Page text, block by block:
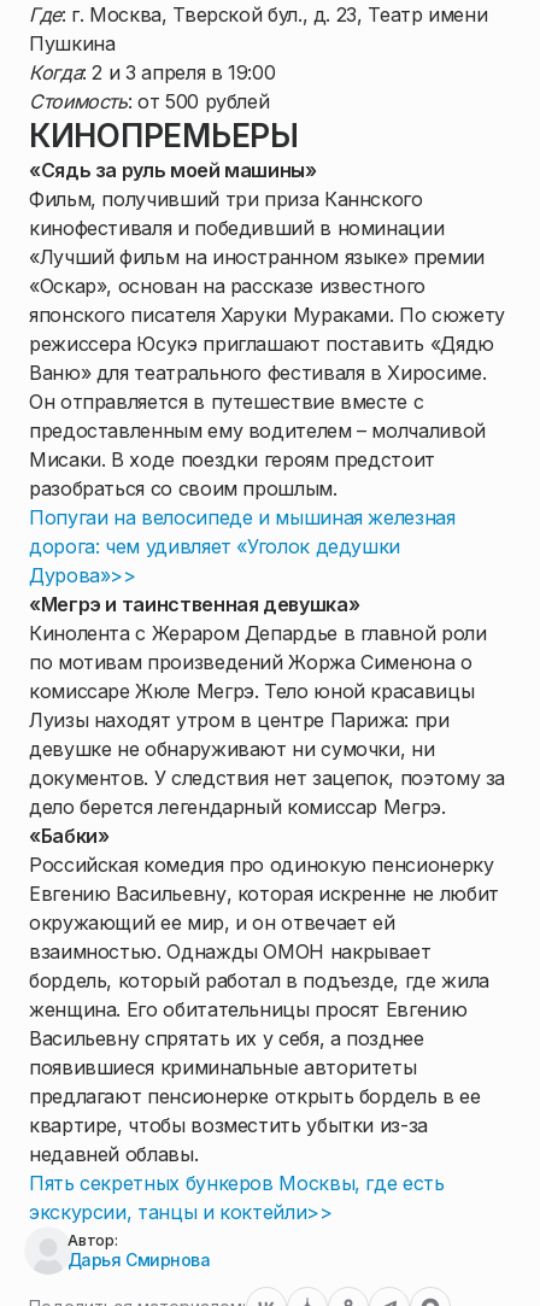
Где: г. Москва, Тверской бул., д. 23, Театр имени
Пушкина
Когда: 2 и 3 апреля в 19:00
Стоимость: от 500 рублей
КИНОПРЕМЬЕРЫ
«Сядь за руль моей машины»
Фильм, получивший три приза Каннского
кинофестиваля и победивший в номинации
«Лучший фильм на иностранном языке» премии
«Оскар», основан на рассказе известного
японского писателя Харуки Мураками. По сюжету
режиссера Юсукэ приглашают поставить «Дядю
Ваню» для театрального фестиваля в Хиросиме.
Он отправляется в путешествие вместе с
предоставленным ему водителем – молчаливой
Мисаки. В ходе поездки героям предстоит
разобраться со своим прошлым.
Попугаи на велосипеде и мышиная железная
дорога: чем удивляет «Уголок дедушки
Дурова»>>
«Мегрэ и таинственная девушка»
Кинолента с Жераром Депардье в главной роли
по мотивам произведений Жоржа Сименона о
комиссаре Жюле Мегрэ. Тело юной красавицы
Луизы находят утром в центре Парижа: при
девушке не обнаруживают ни сумочки, ни
документов. У следствия нет зацепок, поэтому за
дело берется легендарный комиссар Мегрэ.
«Бабки»
Российская комедия про одинокую пенсионерку
Евгению Васильевну, которая искренне не любит
окружающий ее мир, и он отвечает ей
взаимностью. Однажды ОМОН накрывает
бордель, который работал в подъезде, где жила
женщина. Его обитательницы просят Евгению
Васильевну спрятать их у себя, а позднее
появившиеся криминальные авторитеты
предлагают пенсионерке открыть бордель в ее
квартире, чтобы возместить убытки из-за
недавней облавы.
Пять секретных бункеров Москвы, где есть
экскурсии, танцы и коктейли>>
Автор:
Дарья Смирнова